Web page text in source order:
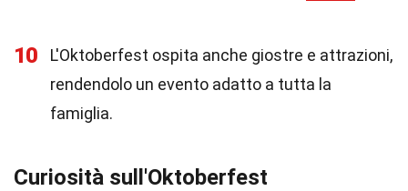
10
L'Oktoberfest ospita anche giostre e attrazioni,
rendendolo un evento adatto a tutta la
famiglia.
Curiosità sull'Oktoberfest